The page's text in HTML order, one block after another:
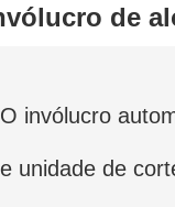
de
O invólucro
e unidade de